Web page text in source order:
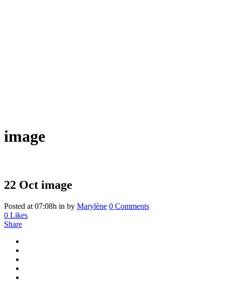
image
22 Oct image
Posted at 07:08h in by Marylène 0 Comments
0 Likes
Share